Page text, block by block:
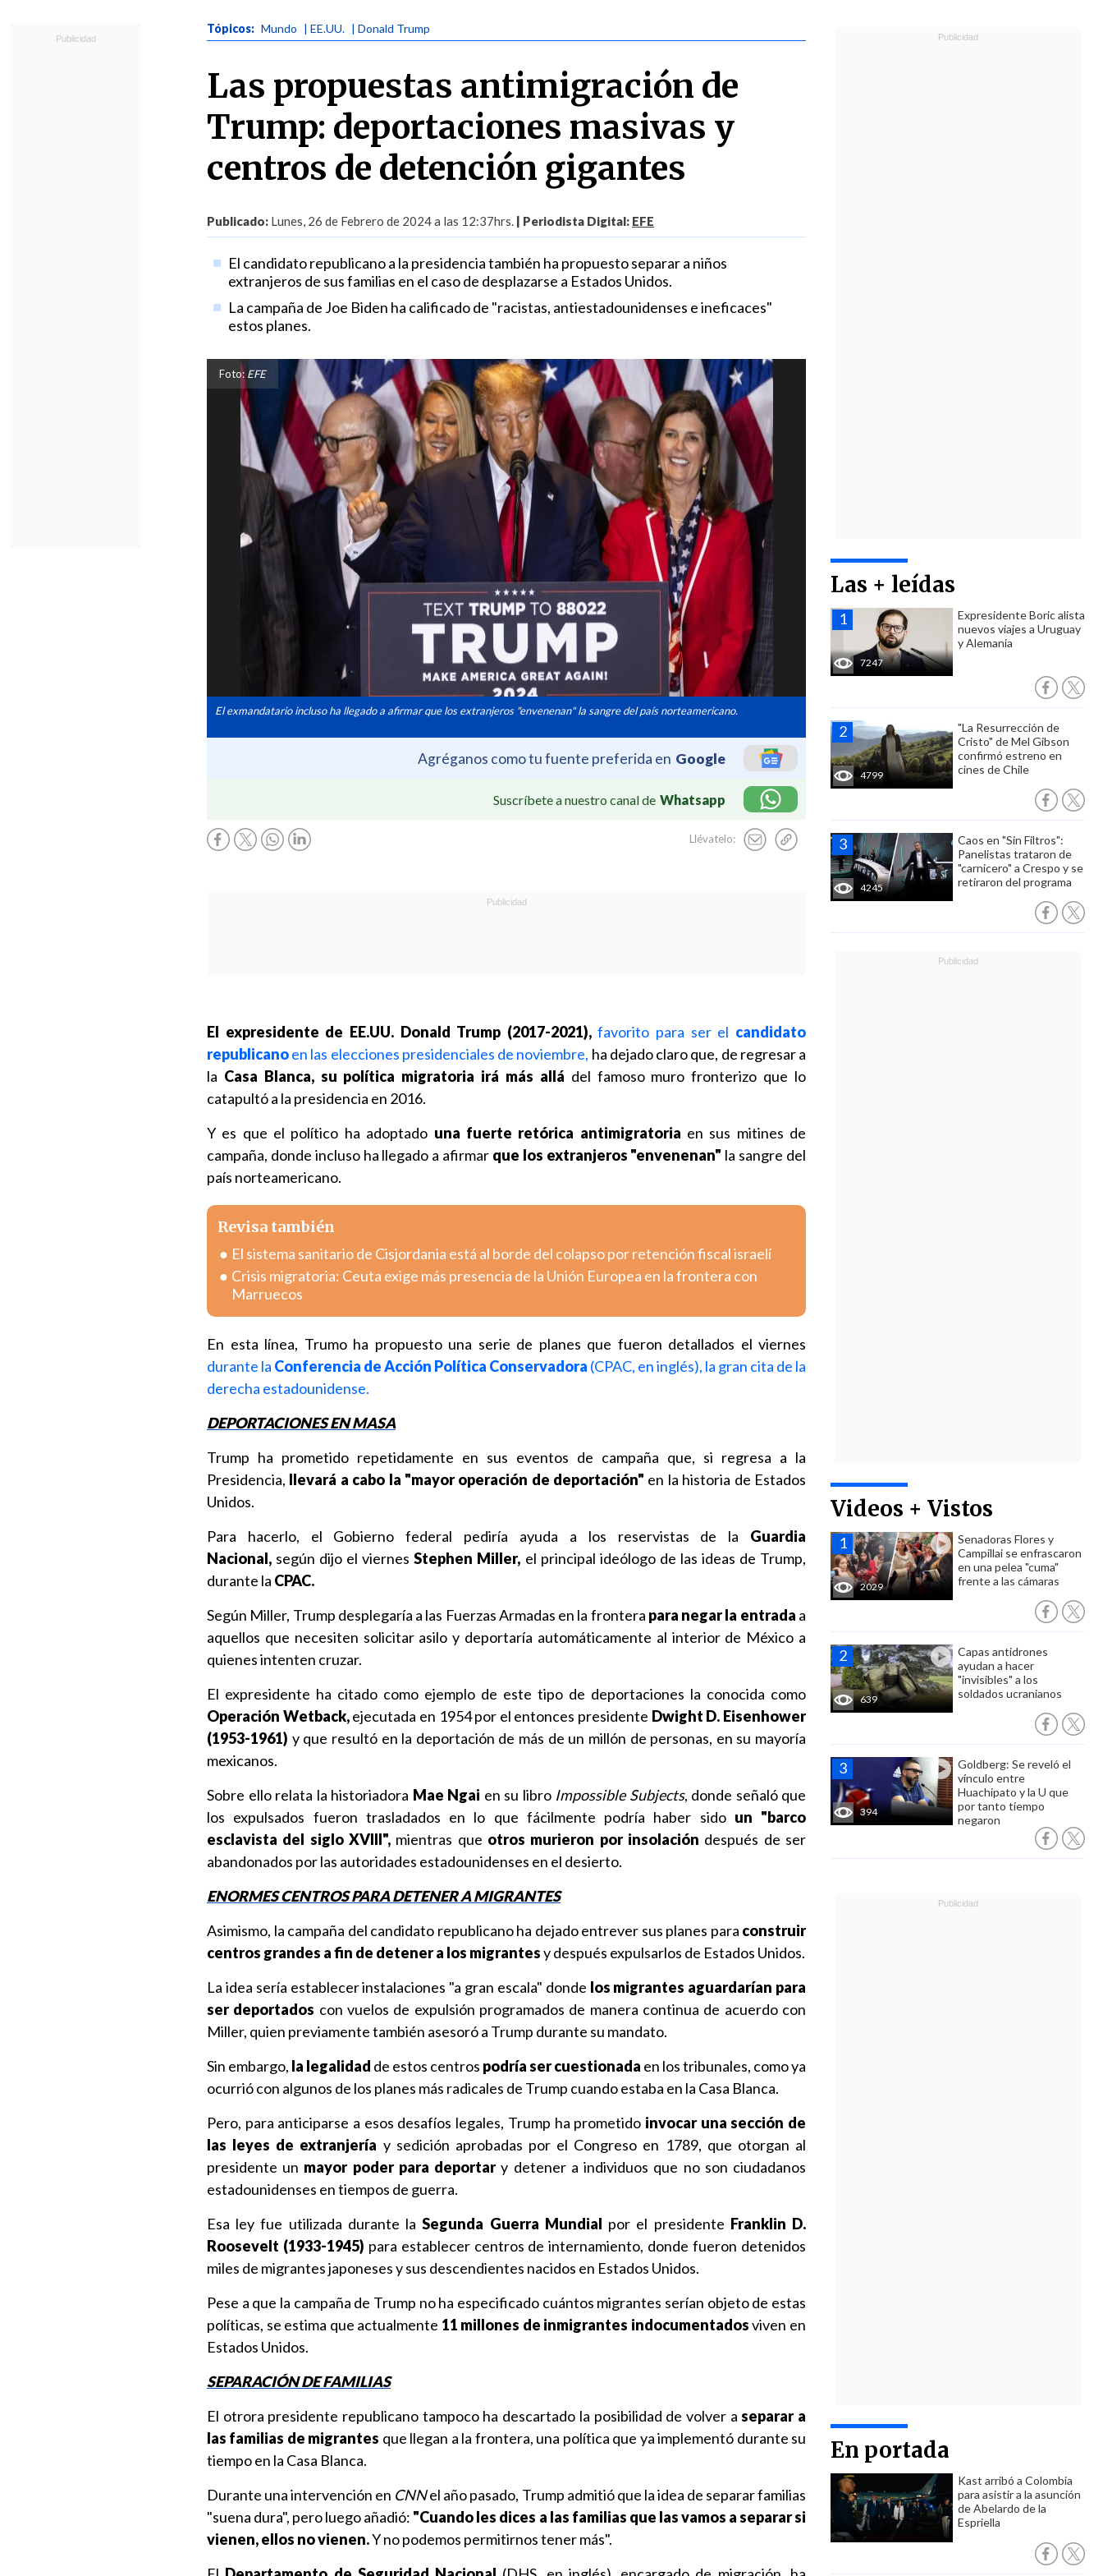
Tópicos: Mundo | EE.UU. | Donald Trump
Las propuestas antimigración de
Trump: deportaciones masivas y
centros de detención gigantes
Publicado: Lunes, 26 de Febrero de 2024 a las 12:37hrs. | Periodista Digital: EFE
El candidato republicano a la presidencia también ha propuesto separar a niños
extranjeros de sus familias en el caso de desplazarse a Estados Unidos.
La campaña de Joe Biden ha calificado de "racistas, antiestadounidenses e ineficaces"
estos planes.
Foto:EFE
El exmandatario incluso ha llegado a afirmar que los extranjeros "envenenan" la sangre del país norteamericano.
Agréganos como tu fuente preferida en Google
Suscríbete a nuestro canal de Whatsapp
Llévatelo:
Las + leídas
7247
Expresidente Boric alista
nuevos viajes a Uruguay
y Alemania
4799
"La Resurrección de
Cristo" de Mel Gibson
confirmó estreno en
cines de Chile
4245
Caos en "Sin Filtros":
Panelistas trataron de
"carnicero" a Crespo y se
retiraron del programa
Videos + Vistos
2029
Senadoras Flores y
Campillai se enfrascaron
en una pelea "cuma"
frente a las cámaras
639
Capas antidrones
ayudan a hacer
"invisibles" a los
soldados ucranianos
394
Goldberg: Se reveló el
vínculo entre
Huachipato y la U que
por tanto tiempo
negaron
En portada
Kast arribó a Colombia
para asistir a la asunción
de Abelardo de la
Espriella
El expresidente de EE.UU. Donald Trump (2017-2021), favorito para ser el candidato
republicanoen las elecciones presidenciales de noviembre, ha dejado claro que, de regresar a
la Casa Blanca, su política migratoria irá más allá del famoso muro fronterizo que lo
catapultó a la presidencia en 2016.
Y es que el político ha adoptado una fuerte retórica antimigratoria en sus mitines de
campaña, donde incluso ha llegado a afirmar que los extranjeros "envenenan" la sangre del
país norteamericano.
Revisa también
El sistema sanitario de Cisjordania está al borde del colapso por retención fiscal israelí
Crisis migratoria: Ceuta exige más presencia de la Unión Europea en la frontera con
Marruecos
En esta línea, Trumo ha propuesto una serie de planes que fueron detallados el viernes
durante la Conferencia de Acción Política Conservadora (CPAC, en inglés), la gran cita de la
derecha estadounidense.
DEPORTACIONES EN MASA
Trump ha prometido repetidamente en sus eventos de campaña que, si regresa a la
Presidencia, llevará a cabo la "mayor operación de deportación" en la historia de Estados
Unidos.
Para hacerlo, el Gobierno federal pediría ayuda a los reservistas de la Guardia
Nacional, según dijo el viernes Stephen Miller, el principal ideólogo de las ideas de Trump,
durante la CPAC.
Según Miller, Trump desplegaría a las Fuerzas Armadas en la frontera para negar la entrada a
aquellos que necesiten solicitar asilo y deportaría automáticamente al interior de México a
quienes intenten cruzar.
El expresidente ha citado como ejemplo de este tipo de deportaciones la conocida como
Operación Wetback,ejecutada en 1954 por el entonces presidente Dwight D. Eisenhower
(1953-1961) y que resultó en la deportación de más de un millón de personas, en su mayoría
mexicanos.
Sobre ello relata la historiadora Mae Ngai en su libro Impossible Subjects, donde señaló que
los expulsados fueron trasladados en lo que fácilmente podría haber sido un "barco
esclavista del siglo XVIII", mientras que otros murieron por insolación después de ser
abandonados por las autoridades estadounidenses en el desierto.
ENORMES CENTROS PARA DETENER A MIGRANTES
Asimismo, la campaña del candidato republicano ha dejado entrever sus planes para construir
centros grandes a fin de detener a los migrantesy después expulsarlos de Estados Unidos.
La idea sería establecer instalaciones "a gran escala" donde los migrantes aguardarían para
ser deportados con vuelos de expulsión programados de manera continua de acuerdo con
Miller, quien previamente también asesoró a Trump durante su mandato.
Sin embargo, la legalidad de estos centros podría ser cuestionada en los tribunales, como ya
ocurrió con algunos de los planes más radicales de Trump cuando estaba en la Casa Blanca.
Pero, para anticiparse a esos desafíos legales, Trump ha prometido invocar una sección de
las leyes de extranjería y sedición aprobadas por el Congreso en 1789, que otorgan al
presidente un mayor poder para deportary detener a individuos que no son ciudadanos
estadounidenses en tiempos de guerra.
Esa ley fue utilizada durante laSegunda Guerra Mundial por el presidente Franklin D.
Roosevelt (1933-1945) para establecer centros de internamiento, donde fueron detenidos
miles de migrantes japoneses y sus descendientes nacidos en Estados Unidos.
Pese a que la campaña de Trump no ha especificado cuántos migrantes serían objeto de estas
políticas, se estima que actualmente 11 millones de inmigrantes indocumentadosviven en
Estados Unidos.
SEPARACIÓN DE FAMILIAS
El otrora presidente republicano tampoco ha descartado la posibilidad de volver aseparar a
las familias de migrantes que llegan a la frontera, una política que ya implementó durante su
tiempo en la Casa Blanca.
Durante una intervención en CNNel año pasado, Trump admitió que la idea de separar familias
"suena dura", pero luego añadió: "Cuando les dices a las familias que las vamos a separar si
vienen, ellos no vienen.Y no podemos permitirnos tener más".